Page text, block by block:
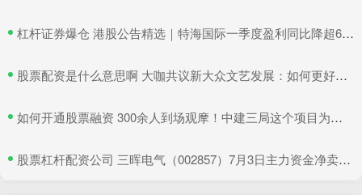
​杠杆证券爆仓 港股公告精选｜特海国际一季度盈利同比降超6成 三一国际首季营收超66亿元
​股票配资是什么意思啊 大咖共议新大众文艺发展：如何更好地与时代同频共振
​如何开通股票融资 300余人到场观摩！中建三局这个项目为安全生产示范
​股票杠杆配资公司 三晖电气（002857）7月3日主力资金净卖出820.19万元